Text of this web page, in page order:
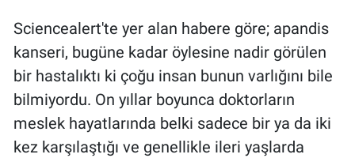
Sciencealert'te yer alan habere göre; apandis
kanseri, bugüne kadar öylesine nadir görülen
bir hastalıktı ki çoğu insan bunun varlığını bile
bilmiyordu. On yıllar boyunca doktorların
meslek hayatlarında belki sadece bir ya da iki
kez karşılaştığı ve genellikle ileri yaşlarda
Koronavirüs
Kültür Sanat
Ne demişti
Nedir